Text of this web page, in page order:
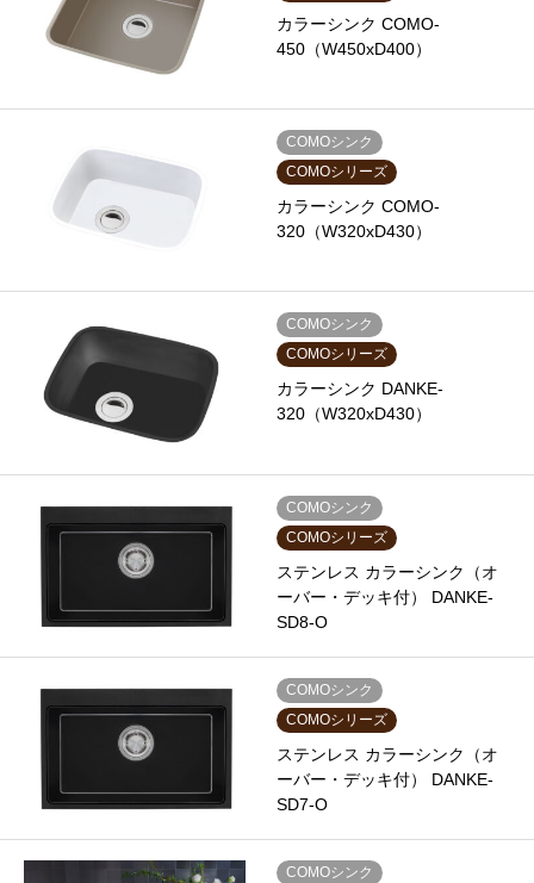
カラーシンク COMO-
450（W450xD400）
COMOシンク
COMOシリーズ
カラーシンク COMO-
320（W320xD430）
COMOシンク
COMOシリーズ
カラーシンク DANKE-
320（W320xD430）
COMOシンク
COMOシリーズ
ステンレス カラーシンク（オ
ーバー・デッキ付） DANKE-
SD8-O
COMOシンク
COMOシリーズ
ステンレス カラーシンク（オ
ーバー・デッキ付） DANKE-
SD7-O
COMOシンク